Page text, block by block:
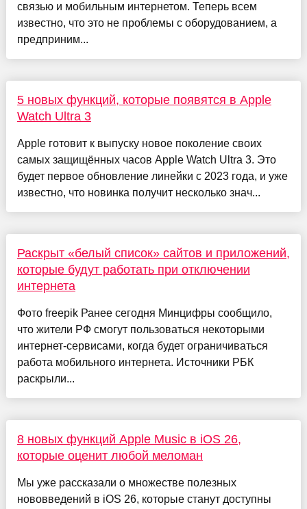
связью и мобильным интернетом. Теперь всем
известно, что это не проблемы с оборудованием, а
предприним...
5 новых функций, которые появятся в Apple
Watch Ultra 3
Apple готовит к выпуску новое поколение своих
самых защищённых часов Apple Watch Ultra 3. Это
будет первое обновление линейки с 2023 года, и уже
известно, что новинка получит несколько знач...
Раскрыт «белый список» сайтов и приложений,
которые будут работать при отключении
интернета
Фото freepik Ранее сегодня Минцифры сообщило,
что жители РФ смогут пользоваться некоторыми
интернет-сервисами, когда будет ограничиваться
работа мобильного интернета. Источники РБК
раскрыли...
8 новых функций Apple Music в iOS 26,
которые оценит любой меломан
Мы уже рассказали о множестве полезных
нововведений в iOS 26, которые станут доступны